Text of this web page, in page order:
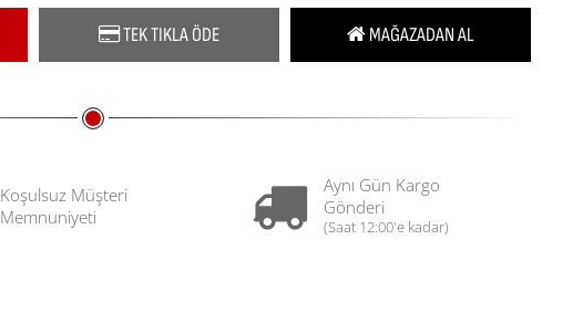
TEK TIKLA ÖDE MAĞAZADAN AL
Koşulsuz Müşteri
Memnuniyeti
Aynı Gün Kargo
Gönderi
(Saat 12:00'e kadar)